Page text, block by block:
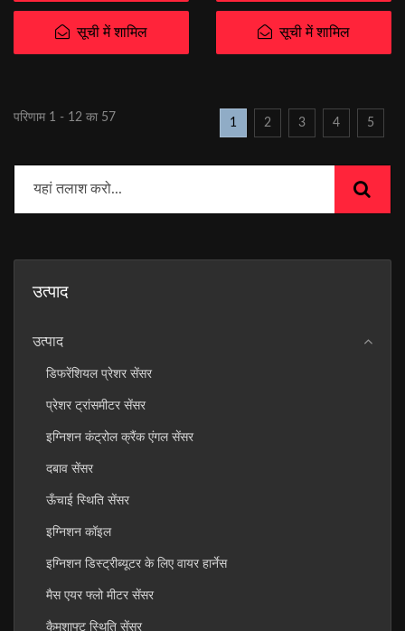
सूची में शामिल सूची में शामिल
परिणाम 1 - 12 का 57 1 2 3 4 5
उत्पाद
उत्पाद
डिफरेंशियल प्रेशर सेंसर
प्रेशर ट्रांसमीटर सेंसर
इग्निशन कंट्रोल क्रैंक एंगल सेंसर
दबाव सेंसर
ऊँचाई स्थिति सेंसर
इग्निशन कॉइल
इग्निशन डिस्ट्रीब्यूटर के लिए वायर हार्नेस
मैस एयर फ्लो मीटर सेंसर
कैमशाफ्ट स्थिति सेंसर